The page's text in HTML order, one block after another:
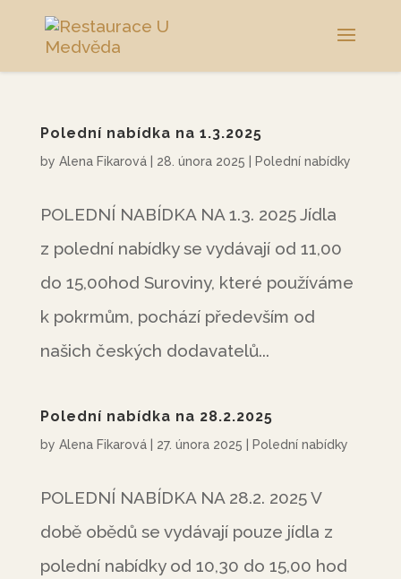
Polední nabídka na 1.3.2025
by Alena Fikarová| 28. února 2025 Polední nabídky
POLEDNÍ NABÍDKA NA 1.3. 2025 Jídla
z polední nabídky se vydávají od 11,00
do 15,00hod Suroviny, které používáme
k pokrmům, pochází především od
našich českých dodavatelů...
Polední nabídka na 28.2.2025
by Alena Fikarová| 27. února 2025 Polední nabídky
POLEDNÍ NABÍDKA NA 28.2. 2025 V
době obědů se vydávají pouze jídla z
polední nabídky od 10,30 do 15,00 hod